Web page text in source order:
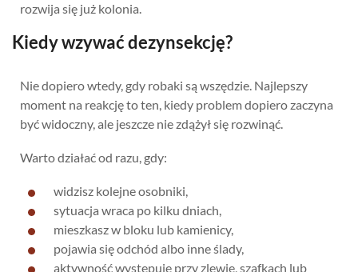
rozwija się już kolonia.
Kiedy wzywać dezynsekcję?
Nie dopiero wtedy, gdy robaki są wszędzie. Najlepszy
moment na reakcję to ten, kiedy problem dopiero zaczyna
być widoczny, ale jeszcze nie zdążył się rozwinąć.
Warto działać od razu, gdy:
widzisz kolejne osobniki,
sytuacja wraca po kilku dniach,
mieszkasz w bloku lub kamienicy,
pojawia się odchód albo inne ślady,
aktywność występuje przy zlewie, szafkach lub